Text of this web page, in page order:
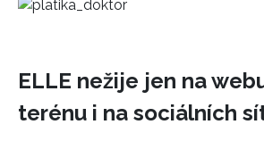
ELLE nežije jen na
terénu i na sociálních